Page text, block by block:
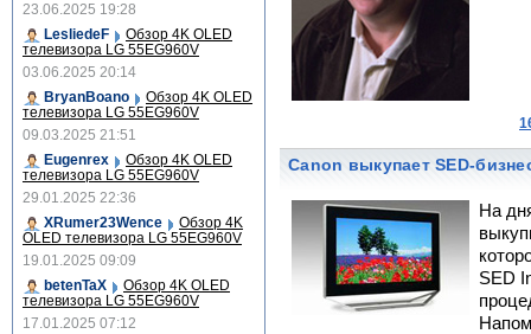
Canon выкупает SED-
На
SED
23.06.2025 19:28
LesliedeF
Обзор 4K OLED
телевизора LG 55EG960V
03.06.2025 20:14
BryanBoano
Обзор 4K OLED
телевизора LG 55EG960V
09.03.2025 21:51
Eugenrex
Обзор 4K OLED
телевизора LG 55EG960V
29.01.2025 22:36
XRumer23Wence
Обзор 4K
OLED телевизора LG 55EG960V
19.01.2025 09:09
betenTaX
Обзор 4K OLED
телевизора LG 55EG960V
17.01.2025 07:12